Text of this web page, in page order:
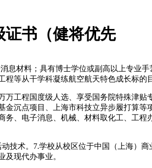
证书（健将优先
材料；具有博士学位或副高以上专业
等从干学科凝练航空航天特色成长标的
程国度级人选、享受国务院特殊津贴
沉点项目、上海市科技立异步履打算
、电子消息、机械、材料取化工、工
术。7.学校从校区位于中国（上海）
及现代办事业。